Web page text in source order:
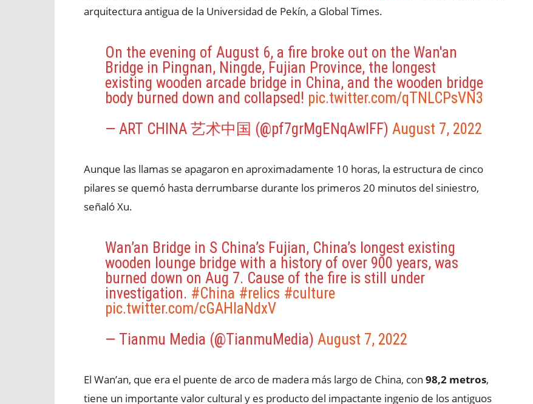
arquitectura antigua de la Universidad de Pekín, a Global Times.
On the evening of August 6, a fire broke out on the Wan'an
Bridge in Pingnan, Ningde, Fujian Province, the longest
existing wooden arcade bridge in China, and the wooden bridge
body burned down and collapsed! pic.twitter.com/qTNLCPsVN3
— ART CHINA 艺术中国 (@pf7grMgENqAwlFF) August 7, 2022
Aunque las llamas se apagaron en aproximadamente 10 horas, la estructura de cinco
pilares se quemó hasta derrumbarse durante los primeros 20 minutos del siniestro,
señaló Xu.
Wan’an Bridge in S China’s Fujian, China’s longest existing
wooden lounge bridge with a history of over 900 years, was
burned down on Aug 7. Cause of the fire is still under
investigation. #China #relics #culture
pic.twitter.com/cGAHlaNdxV
— Tianmu Media (@TianmuMedia) August 7, 2022
El Wan’an, que era el puente de arco de madera más largo de China, con 98,2 metros,
tiene un importante valor cultural y es producto del impactante ingenio de los antiguos